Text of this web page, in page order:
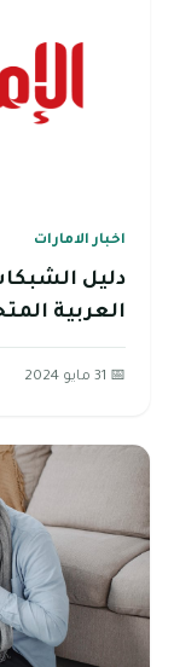
اخبار الامارات
دليل
العربية
📅 31 مايو 2024